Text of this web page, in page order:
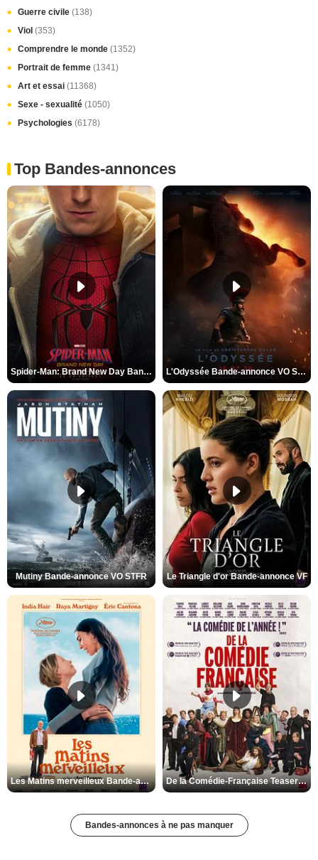
Guerre civile (138)
Viol (353)
Comprendre le monde (1352)
Portrait de femme (1341)
Art et essai (11368)
Sexe - sexualité (1050)
Psychologies (6178)
Top Bandes-annonces
Spider-Man: Brand New Day Bande-annonce VO STFR L'Odyssée Bande-annonce VO STFR
Mutiny Bande-annonce VO STFR Le Triangle d'or Bande-annonce VF
Les Matins merveilleux Bande-annonce VF De la Comédie-Française Teaser VF
Bandes-annonces à ne pas manquer